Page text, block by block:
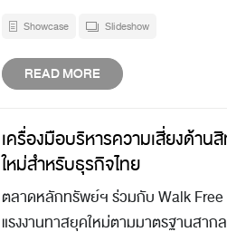
Showcase Slideshow
READ MORE
เครื่องมือบริหารความเสี่ยงด้าน
ใหม่สำหรับธุรกิจไทย
ตลาดหลักทรัพย์ฯ ร่วมกับ Walk Free
แรงงานทาสยุคใหม่ตามมาตรฐานสาก